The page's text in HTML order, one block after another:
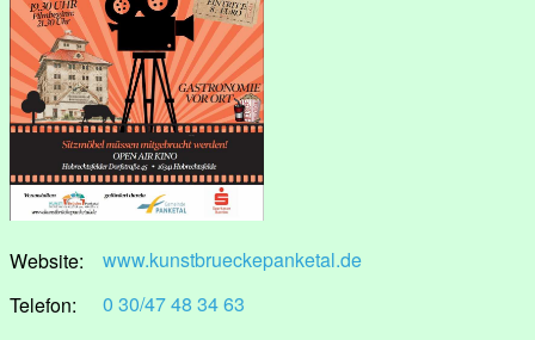
Website:
www.kunstbrueckepanketal.de
Telefon:
0 30/47 48 34 63